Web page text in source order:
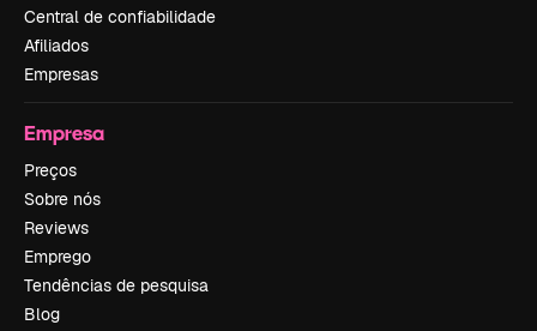
Central de confiabilidade
Afiliados
Empresas
Empresa
Preços
Sobre nós
Reviews
Emprego
Tendências de pesquisa
Blog